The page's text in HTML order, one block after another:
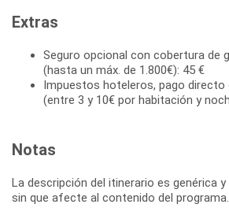
Extras
Seguro opcional con cobertura de
(hasta un máx. de 1.800€): 45 €
Impuestos hoteleros, pago directo
(entre 3 y 10€ por habitación y
Notas
La descripción del itinerario es genérica
sin que afecte al contenido del programa.